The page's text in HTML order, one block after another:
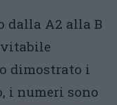
dalla A2 alla B
dimostrato i
i numeri sono